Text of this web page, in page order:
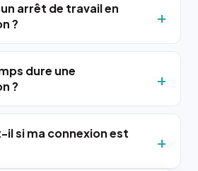
arrêt de travail en
?
dure une
?
il si ma connexion est